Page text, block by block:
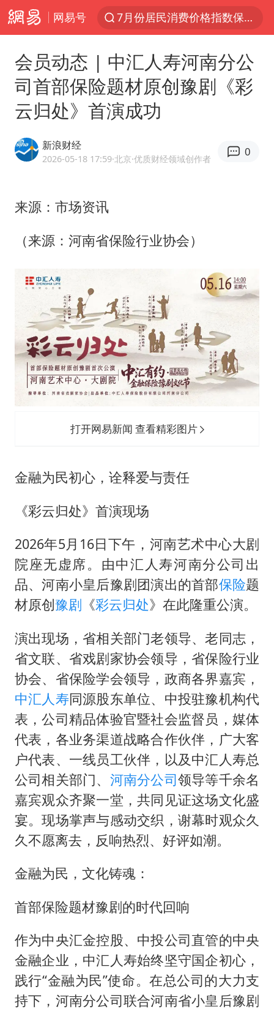
网易号
7月份居民消费价格指数保持温和上涨
外交部：藏南地区是中国领土
独闯南太行失联女子遗体已找到
哥伦比亚发生7.5级地震
易烊千玺金鸡百花双料影帝
国内发现多起“Sorry”勒索病毒攻击
公安部通报：抓获犯罪嫌疑人8200余名
“老戏骨”秦焰去世
会员动态 | 中汇人寿河南分公
司首部保险题材原创豫剧《彩
云归处》首演成功
新浪财经
2026-05-18 17:59·北京·优质财经领域创作者
0
来源：市场资讯
（来源：河南省保险行业协会）
打开网易新闻 查看精彩图片
金融为民初心，诠释爱与责任
《彩云归处》首演现场
2026年5月16日下午，河南艺术中心大剧
院座无虚席。由中汇人寿河南分公司出
品、河南小皇后豫剧团演出的首部保险题
材原创豫剧 《彩云归处》在此隆重公演。
演出现场，省相关部门老领导、老同志，
省文联、省戏剧家协会领导，省保险行业
协会、省保险学会领导，政商各界嘉宾，
中汇人寿同源股东单位、中投驻豫机构代
表，公司精品体验官暨社会监督员，媒体
代表，各业务渠道战略合作伙伴，广大客
户代表、一线员工伙伴，以及中汇人寿总
公司相关部门、 河南分公司领导等千余名
嘉宾观众齐聚一堂，共同见证这场文化盛
宴。现场掌声与感动交织，谢幕时观众久
久不愿离去，反响热烈、好评如潮。
金融为民，文化铸魂：
首部保险题材豫剧的时代回响
作为中央汇金控股、中投公司直管的中央
金融企业，中汇人寿始终坚守国企初心，
践行“金融为民”使命。在总公司的大力支
持下，河南分公司联合河南省小皇后豫剧